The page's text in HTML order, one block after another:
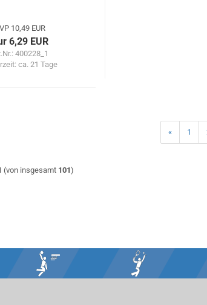
10,49 EUR
6,29 EUR
400228_1
ca. 21 Tage
« 1
(von insgesamt 101)